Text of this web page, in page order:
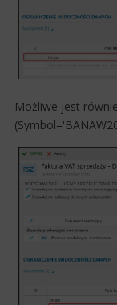
Możliwe jest